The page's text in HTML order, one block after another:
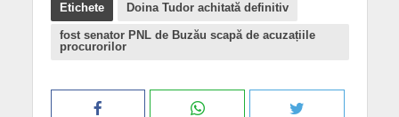
Etichete Doina Tudor achitată definitiv
fost senator PNL de Buzău scapă de acuzațiile
procurorilor